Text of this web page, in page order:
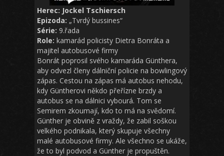
Herec: Jockel Tschiersch
Epizoda: „Tvrdý bussines“
Série: 9.řada
Role: kamarád policisty Dietra Bonráta a
majitel autobusové firmy
Bonrát poprosil svého kamaráda Günthera,
aby odvezl členy dálniční policie na bowlingový
zápas. Cestou na zápas má autobus nehodu,
kdy Güntherovi někdo přeřízne brzdy a
autobus se na dálnici vybourá. Tom se
Semirem zkoumají, kdo to má na svědomí.
Günther je obvině z vraždy, že zabil soškou
velkého podnikala, který skupuje všechny
malé autobusové firmy. Ale všechno se ukáže,
že to byl podvod a Günther je propuštěn.